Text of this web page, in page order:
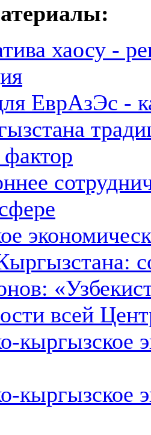
хаосу -
ЕврАзЭс -
всей
кыргызское
кыргызское